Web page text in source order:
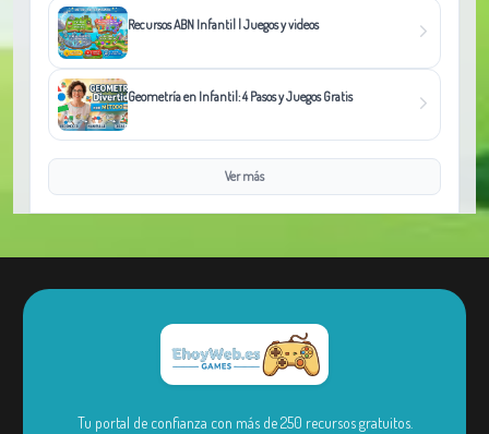
Recursos ABN Infantil | Juegos y videos
Geometría en Infantil: 4 Pasos y Juegos Gratis
Ver más
Tu portal de confianza con más de 250 recursos gratuitos.